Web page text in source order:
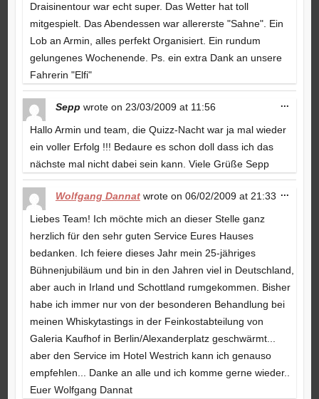
Draisinentour war echt super. Das Wetter hat toll
mitgespielt. Das Abendessen war allererste "Sahne". Ein
Lob an Armin, alles perfekt Organisiert. Ein rundum
gelungenes Wochenende. Ps. ein extra Dank an unsere
Fahrerin "Elfi"
Sepp wrote on 23/03/2009 at 11:56
Hallo Armin und team, die Quizz-Nacht war ja mal wieder
ein voller Erfolg !!! Bedaure es schon doll dass ich das
nächste mal nicht dabei sein kann. Viele Grüße Sepp
...
Wolfgang Dannat wrote on 06/02/2009 at 21:33
Liebes Team! Ich möchte mich an dieser Stelle ganz
herzlich für den sehr guten Service Eures Hauses
bedanken. Ich feiere dieses Jahr mein 25-jähriges
Bühnenjubiläum und bin in den Jahren viel in Deutschland,
aber auch in Irland und Schottland rumgekommen. Bisher
habe ich immer nur von der besonderen Behandlung bei
meinen Whiskytastings in der Feinkostabteilung von
Galeria Kaufhof in Berlin/Alexanderplatz geschwärmt...
aber den Service im Hotel Westrich kann ich genauso
empfehlen... Danke an alle und ich komme gerne wieder..
Euer Wolfgang Dannat
...